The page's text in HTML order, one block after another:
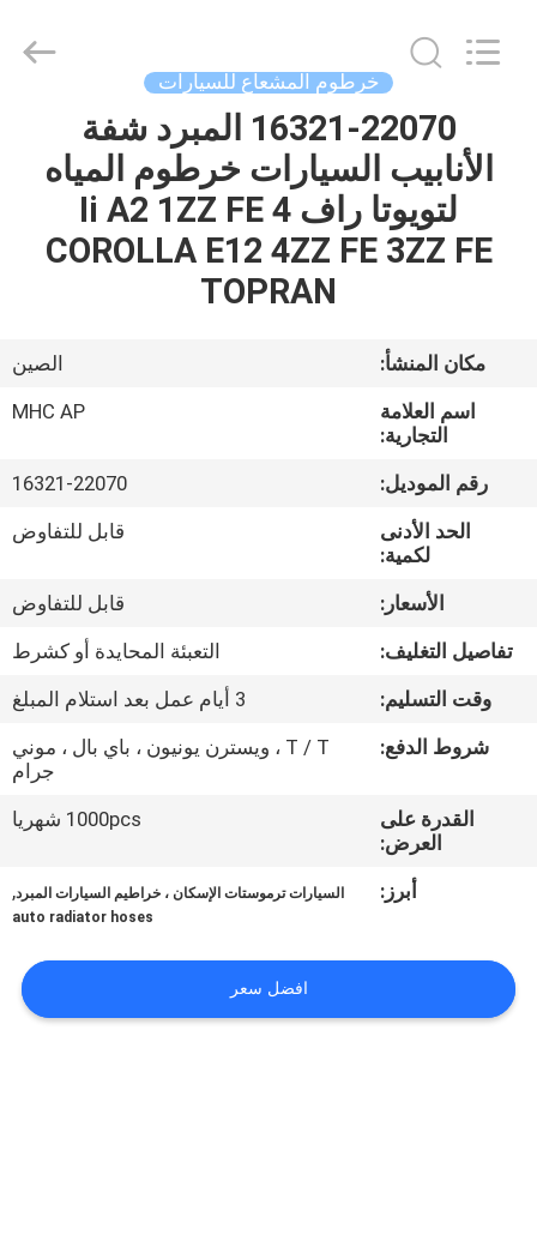
الصفحة
الرئيسية
منتجات
المعمل
مراقبة
الجودة
اتصل
اطلب
الموقع
Limited.
خرطوم المشعاع للسيارات
16321-22070 المبرد شفة
الأنابيب السيارات خرطوم المياه
لتويوتا راف 4 Ii A2 1ZZ FE
COROLLA E12 4ZZ FE 3ZZ FE
TOPRAN
مكان المنشأ:
الصين
اسم العلامة
التجارية:
MHC AP
رقم الموديل:
16321-22070
الحد الأدنى
لكمية:
قابل للتفاوض
الأسعار:
قابل للتفاوض
تفاصيل التغليف:
التعبئة المحايدة أو كشرط
وقت التسليم:
3 أيام عمل بعد استلام المبلغ
شروط الدفع:
T / T ، ويسترن يونيون ، باي بال ، موني
جرام
القدرة على
العرض:
1000pcs شهريا
أبرز: السيارات ترموستات الإسكان ، خراطيم السيارات المبرد,
auto radiator hoses
افضل سعر